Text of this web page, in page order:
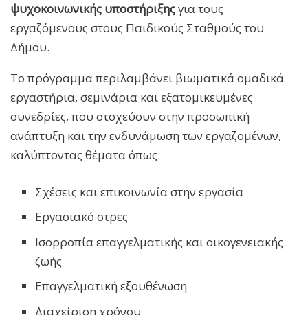
ψυχοκοινωνικής υποστήριξηςγια τους
εργαζόμενους στους Παιδικούς Σταθμούς του
Δήμου.
Το πρόγραμμα περιλαμβάνει βιωματικά ομαδικά
εργαστήρια, σεμινάρια και εξατομικευμένες
συνεδρίες, που στοχεύουν στην προσωπική
ανάπτυξη και την ενδυνάμωση των εργαζομένων,
καλύπτοντας θέματα όπως:
Σχέσεις και επικοινωνία στην εργασία
Εργασιακό στρες
Ισορροπία επαγγελματικής και οικογενειακής
ζωής
Επαγγελματική εξουθένωση
Διαχείριση χρόνου